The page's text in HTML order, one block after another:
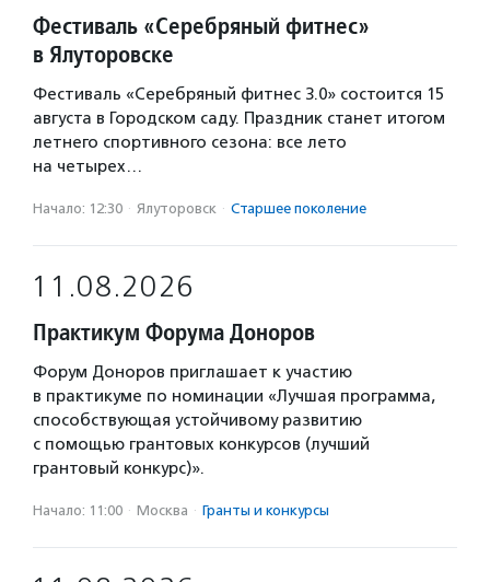
Фестиваль «Серебряный фитнес»
в Ялуторовске
Фестиваль «Серебряный фитнес 3.0» состоится 15
августа в Городском саду. Праздник станет итогом
летнего спортивного сезона: все лето
на четырех…
Начало: 12:30 · Ялуторовск · Старшее поколение
11.08.2026
Практикум Форума Доноров
Форум Доноров приглашает к участию
в практикуме по номинации «Лучшая программа,
способствующая устойчивому развитию
с помощью грантовых конкурсов (лучший
грантовый конкурс)».
Начало: 11:00 · Москва · Гранты и конкурсы